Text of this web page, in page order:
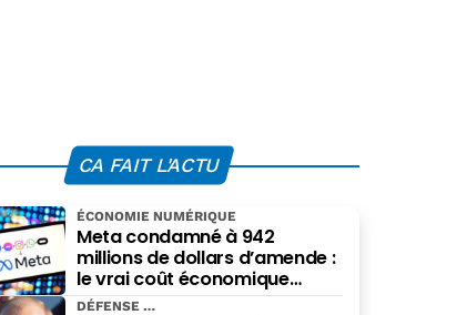
CA FAIT L'ACTU
Meta condamné à 942
millions de dollars d’amende :
le vrai coût économique
imposé par le Nouveau-
ÉCONOMIE NUMÉRIQUE
DÉFENSE